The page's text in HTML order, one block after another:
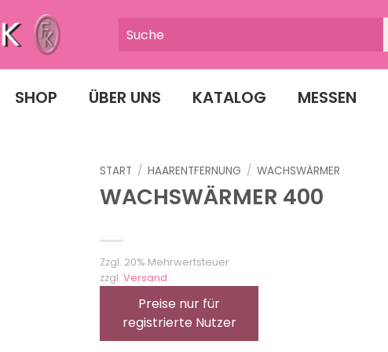
SHOP ÜBER UNS KATALOG MESSEN
START / HAARENTFERNUNG / WACHSWÄRMER
WACHSWÄRMER 400
Zzgl. 20% Mehrwertsteuer
zzgl. Versand
Preise nur für
registrierte Nutzer